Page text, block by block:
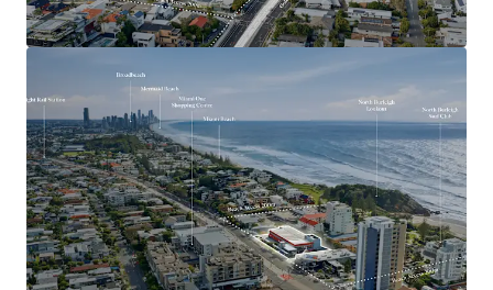
Mixed Use zoning with strong strategic planning
support for higher-density development outcomes
Positioned adjacent to the $1.55 billion Gold Coast
Light Rail Stage 3 corridor
Walking distance to the future Miami North Light
Rail Station
Located within one of the Gold Coast’s most
tightly held and rapidly gentrifying coastal
precincts
Benefiting from strong population growth, limited